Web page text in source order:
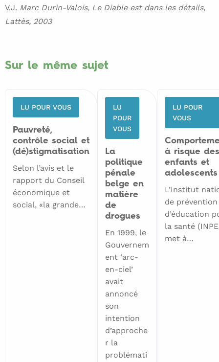
V.J. Marc Durin-Valois, Le Diable est dans les détails,
Lattès, 2003
Sur le même sujet
LU POUR VOUS
Pauvreté,
contrôle social et
(dé)stigmatisation
Selon l’avis et le
rapport du Conseil
économique et
social, «la grande…
LU
POUR
VOUS
La
politique
pénale
belge en
matière
de
drogues
En 1999, le
Gouvernem
ent ‘arc-
en-ciel’
avait
annoncé
son
intention
d’approche
r la
problémati
LU POUR
VOUS
à risque des
enfants et
adolescents
L’Institut
de
d’éducation
la santé
met à…